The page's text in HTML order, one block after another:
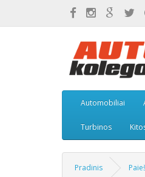
Automobiliai
Turbinos
Pradinis